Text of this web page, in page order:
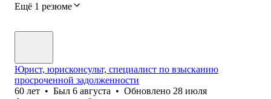
Ещё 1 резюме
Юрист, юрисконсульт, специалист по взысканию
просроченной задолженности
60 лет • Был 6 августа • Обновлено 28 июля